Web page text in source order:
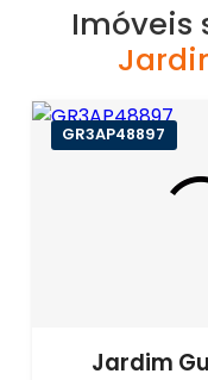
Imóveis
GR3AP48897
Jardim